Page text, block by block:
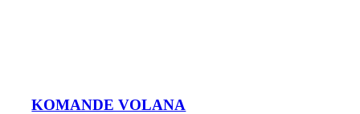
KOMANDE VOLANA